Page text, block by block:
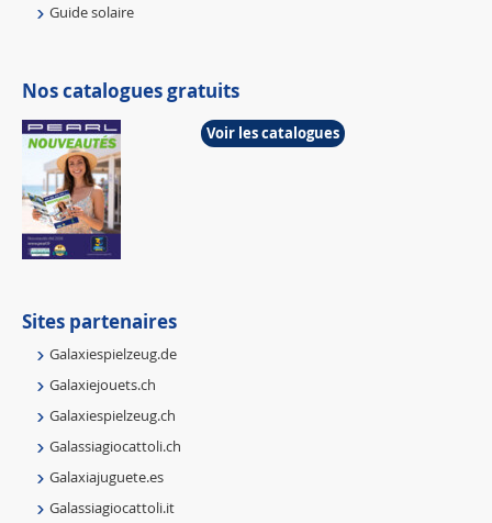
Guide solaire
Nos catalogues gratuits
Voir les catalogues
Sites partenaires
Galaxiespielzeug.de
Galaxiejouets.ch
Galaxiespielzeug.ch
Galassiagiocattoli.ch
Galaxiajuguete.es
Galassiagiocattoli.it